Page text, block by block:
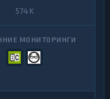
574 K